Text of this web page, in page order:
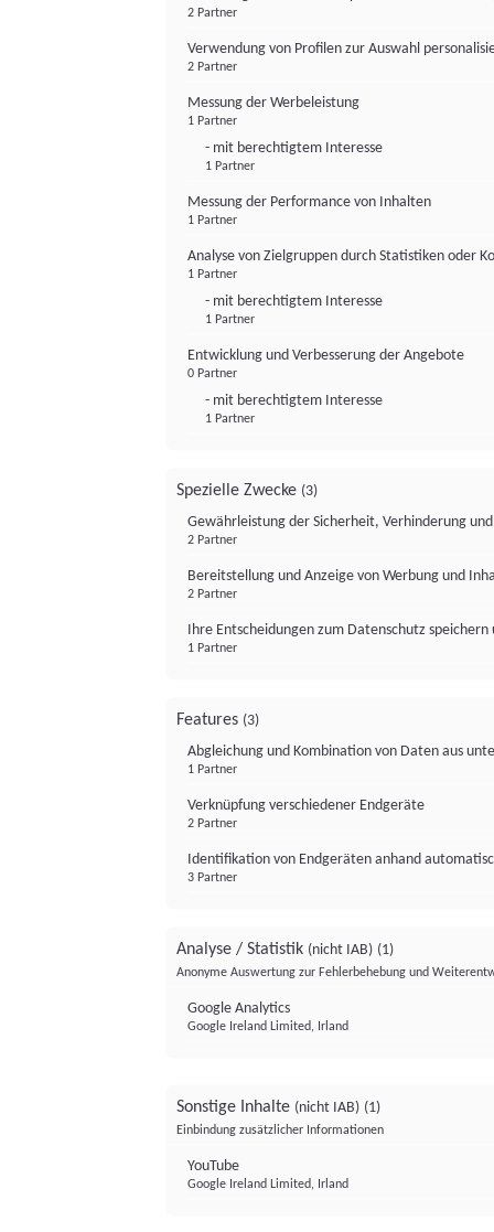
2 Partner
Verwendung von Profilen zur Auswahl
2 Partner
Messung der Werbeleistung
1 Partner
- mit berechtigtem Interesse
1 Partner
Messung der Performance von Inhalten
1 Partner
Analyse von Zielgruppen durch Statistiken oder
1 Partner
- mit berechtigtem Interesse
1 Partner
Entwicklung und Verbesserung der Angebote
0 Partner
- mit berechtigtem Interesse
1 Partner
Spezielle Zwecke (3)
Gewährleistung der Sicherheit, Verhinderung
2 Partner
Bereitstellung und Anzeige von Werbung und
2 Partner
Ihre Entscheidungen zum Datenschutz
1 Partner
Features (3)
Abgleichung und Kombination von Daten aus
1 Partner
Verknüpfung verschiedener Endgeräte
2 Partner
Identifikation von Endgeräten anhand
3 Partner
Analyse / Statistik (nicht IAB) (1)
Anonyme Auswertung zur Fehlerbehebung und
Google Analytics
Google Ireland Limited, Irland
Sonstige Inhalte (nicht IAB) (1)
Einbindung zusätzlicher Informationen
YouTube
Google Ireland Limited, Irland